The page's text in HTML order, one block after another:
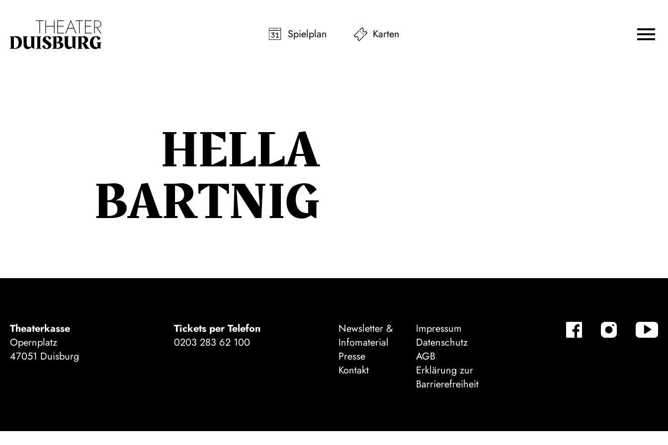
Spielplan
Karten
HELLA
BARTNIG
Theaterkasse
Opernplatz
47051 Duisburg
Tickets per Telefon
0203 283 62 100
Newsletter &
Infomaterial
Presse
Kontakt
Impressum
Datenschutz
AGB
Erklärung zur
Barrierefreiheit